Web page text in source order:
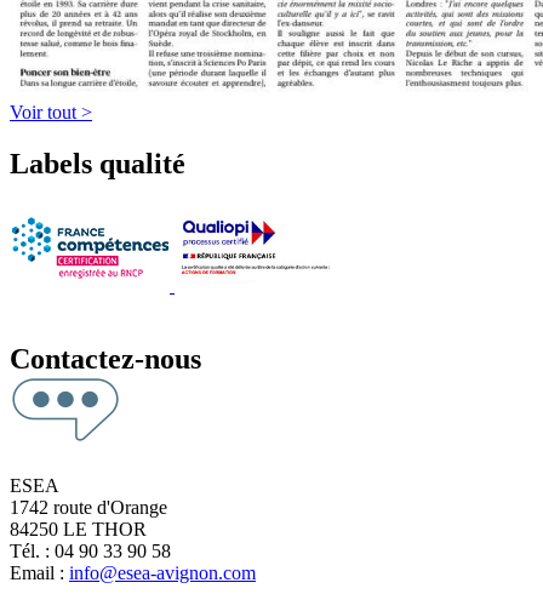
Voir tout >
Labels qualité
Contactez-nous
ESEA
1742 route d'Orange
84250 LE THOR
Tél. : 04 90 33 90 58
Email : info@esea-avignon.com